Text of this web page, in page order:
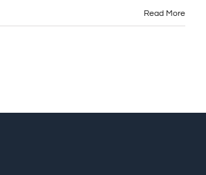
Read More